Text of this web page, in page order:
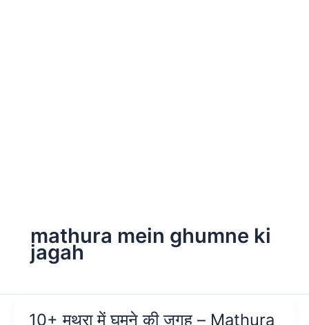
mathura mein ghumne ki
jagah
10+ मथुरा में घूमने की जगह – Mathura